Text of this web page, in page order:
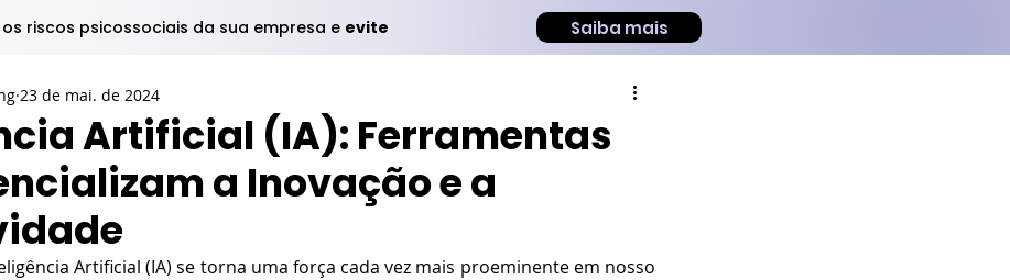
os riscos psicossociais da sua empresa e evite
Saiba mais
Artificial (IA): Ferramentas
a Inovação e a
23 de mai. de 2024
Artificial (IA) se torna uma força cada vez mais proeminente em nosso